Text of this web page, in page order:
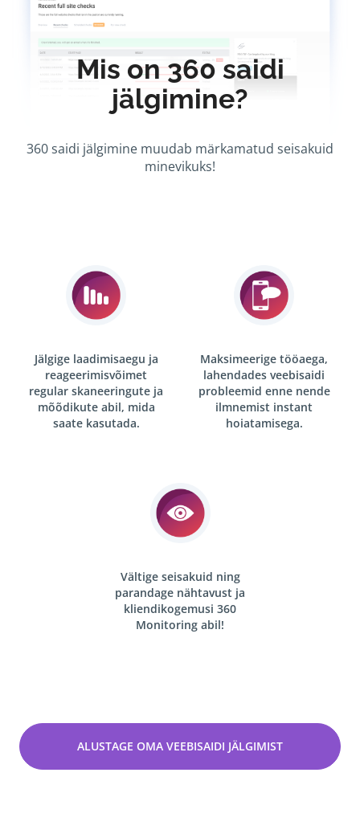
Mis on 360 saidi
jälgimine?
360 saidi jälgimine muudab märkamatud seisakuid
minevikuks!
Jälgige laadimisaegu ja
reageerimisvõimet
regular skaneeringute ja
mõõdikute abil, mida
saate kasutada.
Maksimeerige tööaega,
lahendades veebisaidi
probleemid enne nende
ilmnemist instant
hoiatamisega.
Vältige seisakuid ning
parandage nähtavust ja
kliendikogemusi 360
Monitoring abil!
ALUSTAGE OMA VEEBISAIDI JÄLGIMIST